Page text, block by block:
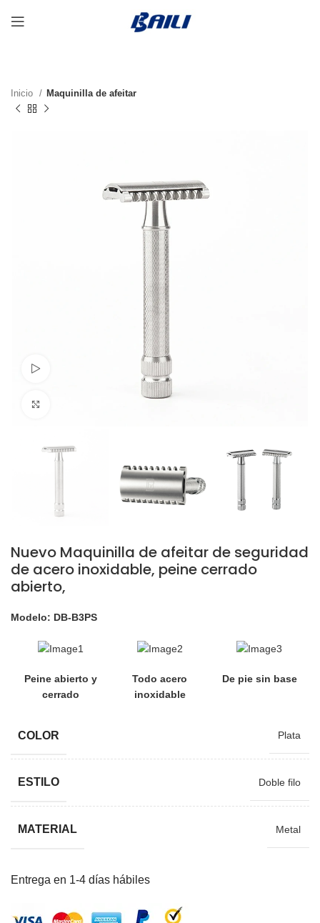
Inicio Maquinilla de afeitar
Nuevo Maquinilla de afeitar de seguridad
de acero inoxidable, peine cerrado
abierto,
Modelo: DB-B3PS
Peine abierto y
cerrado
Todo acero
inoxidable
De pie sin base
COLOR Plata
ESTILO Doble filo
MATERIAL Metal
Entrega en 1-4 días hábiles